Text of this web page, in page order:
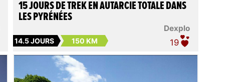
Dexplo
15 JOURS DE TREK EN AUTARCIE TOTALE DANS
LES PYRÉNÉES
14.5 JOURS 150 KM 19